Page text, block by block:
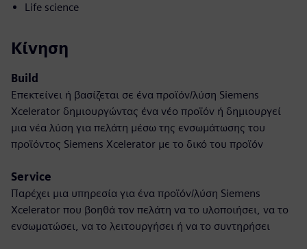
Life science
Κίνηση
Build
Επεκτείνει ή βασίζεται σε ένα προϊόν/λύση Siemens
Xcelerator δημιουργώντας ένα νέο προϊόν ή δημιουργεί
μια νέα λύση για πελάτη μέσω της ενσωμάτωσης του
προϊόντος Siemens Xcelerator με το δικό του προϊόν
Service
Παρέχει μια υπηρεσία για ένα προϊόν/λύση Siemens
Xcelerator που βοηθά τον πελάτη να το υλοποιήσει, να το
ενσωματώσει, να το λειτουργήσει ή να το συντηρήσει